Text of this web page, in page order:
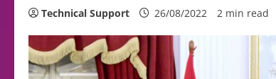
Technical Support 26/08/2022 2 min read